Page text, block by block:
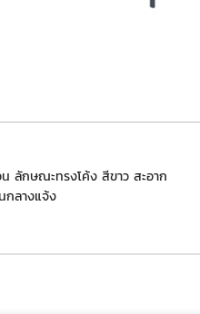
น ลักษณะทรงโค้ง สีขาว สะอาก
กลางแจ้ง